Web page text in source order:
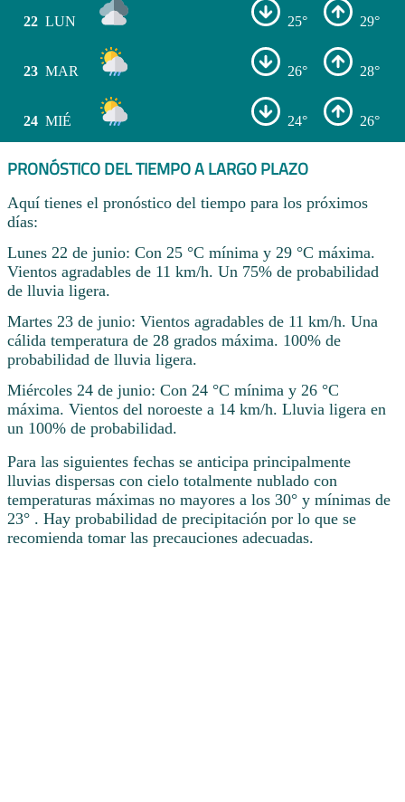
22 LUN 25° 29°
23 MAR 26° 28°
24 MIÉ 24° 26°
PRONÓSTICO DEL TIEMPO A LARGO PLAZO
Aquí tienes el pronóstico del tiempo para los próximos
días:
Lunes 22 de junio: Con 25 °C mínima y 29 °C máxima.
Vientos agradables de 11 km/h. Un 75% de probabilidad
de lluvia ligera.
Martes 23 de junio: Vientos agradables de 11 km/h. Una
cálida temperatura de 28 grados máxima. 100% de
probabilidad de lluvia ligera.
Miércoles 24 de junio: Con 24 °C mínima y 26 °C
máxima. Vientos del noroeste a 14 km/h. Lluvia ligera en
un 100% de probabilidad.
Para las siguientes fechas se anticipa principalmente
lluvias dispersas con cielo totalmente nublado con
temperaturas máximas no mayores a los 30° y mínimas de
23° . Hay probabilidad de precipitación por lo que se
recomienda tomar las precauciones adecuadas.